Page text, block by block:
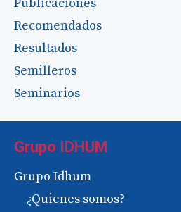
Recomendados
Resultados
Semilleros
Seminarios
Grupo IDHUM
Grupo Idhum
¿Quienes somos?